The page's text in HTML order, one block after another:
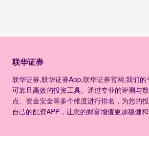
联华证券
联华证券,联华证券App,联华证券官网,我们
可靠且高效的投资工具。通过专业的评测与
点、资金安全等多个维度进行排名，为您的
自己的配资APP，让您的财富增值更加稳健和